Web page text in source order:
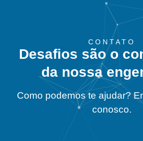
CONTATO
Desafios são o
da nossa
Como podemos te ajudar?
conosco.